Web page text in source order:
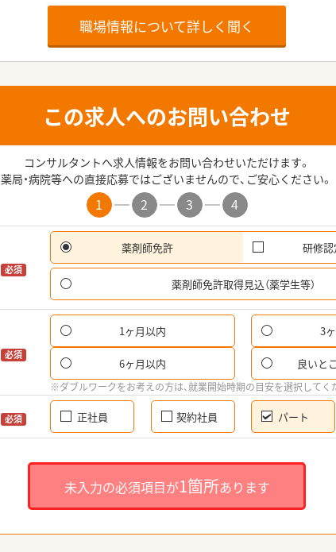
職場情報について詳しく聞く
この求人へのお問い合わせ
コンサルタントへ求人情報をお問い合わせいただけます。
薬局・病院等への直接応募ではございませんので、ご安心ください。
1 2 3 4
必須
薬剤師免許 研修
薬剤師免許取得見込（薬学生等）
必須
1ヶ月以内 3
6ヶ月以内 良いと
※ダブルワークをお考えの方は、就業開始時期の目安を選択してく
必須 正社員 契約社員 パート
未入力の必須項目が1箇所あります